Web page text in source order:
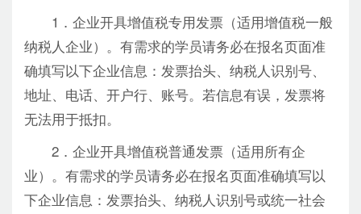
1．企业开具增值税专用发票（适用增值税一般
纳税人企业）。有需求的学员请务必在报名页面准
确填写以下企业信息：发票抬头、纳税人识别号、
地址、电话、开户行、账号。若信息有误，发票将
无法用于抵扣。
2．企业开具增值税普通发票（适用所有企
业）。有需求的学员请务必在报名页面准确填写以
下企业信息：发票抬头、纳税人识别号或统一社会